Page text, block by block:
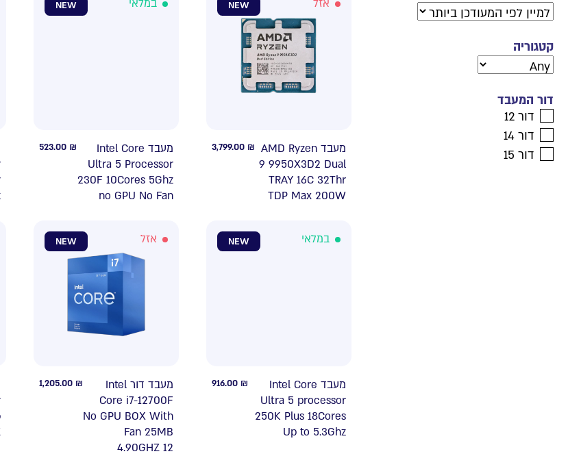
קטגוריה
דור המעבד
דור 12
דור 14
דור 15
NEW אזל
מעבד AMD Ryzen
9 9950X3D2 Dual
TRAY 16C 32Thr
TDP Max 200W
3,799.00 ₪
NEW במלאי
מעבד Intel Core
Ultra 5 Processor
230F 10Cores 5Ghz
no GPU No Fan
523.00 ₪
NEW במלאי
מעבד Intel Core
Ultra 5 processor
250K Plus 18Cores
Up to 5.3Ghz
916.00 ₪
NEW אזל
מעבד דור Intel
Core i7-12700F
No GPU BOX With
Fan 25MB
4.90GHZ 12
1,205.00 ₪